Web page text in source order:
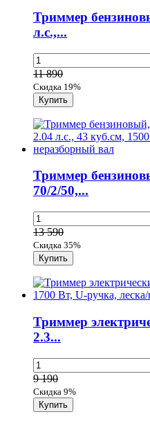
Триммер
л.с.,...
11 890
Скидка 19%
Триммер
70/2/50,...
13 590
Скидка 35%
Триммер
2.3...
9 190
Скидка 9%